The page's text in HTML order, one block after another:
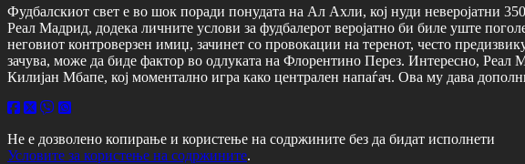
Фудбалскиот свет е во шок поради понудата на Ал Ахли, кој нуди неверојатни
Реал Мадрид, додека личните услови за фудбалерот веројатно би биле уште
неговиот контроверзен имиџ, зачинет со провокации на теренот, често
зачува, може да биде фактор во одлуката на Флорентино Перез. Интересно,
Килијан Мбапе, кој моментално игра како централен напаѓач. Ова му дава
Не е дозволено копирање и користење на содржините без да бидат исполнети
Условите за користење на содржините.